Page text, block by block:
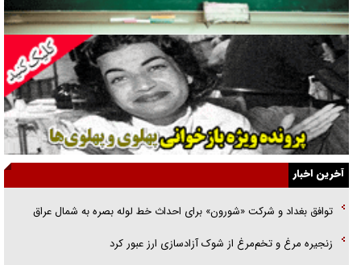
راننده مست به قانون می‌خندد
همه آقای دوربینی شده‌ایم!
قصه ناتمام سرویس مدارس
آیا مقاومت فلسطین خلع‌سلاح می‌شود؟
الگوی وحدت‌آفرین در ادراک سیاست خارجی
گفتگوی دکتر اخوان مدیرمسئول روزنامه جوان با برنامه تلویزیونی «نبرد
هرمز»
امام حسین (ع) کشته سیرت‌های عصر جاهلی شد
آخرین اخبار
توافق بغداد و شرکت «شورون» برای احداث خط لوله بصره به شمال عراق
زنجیره مرغ و تخم‌مرغ از شوک آزادسازی ارز عبور کرد